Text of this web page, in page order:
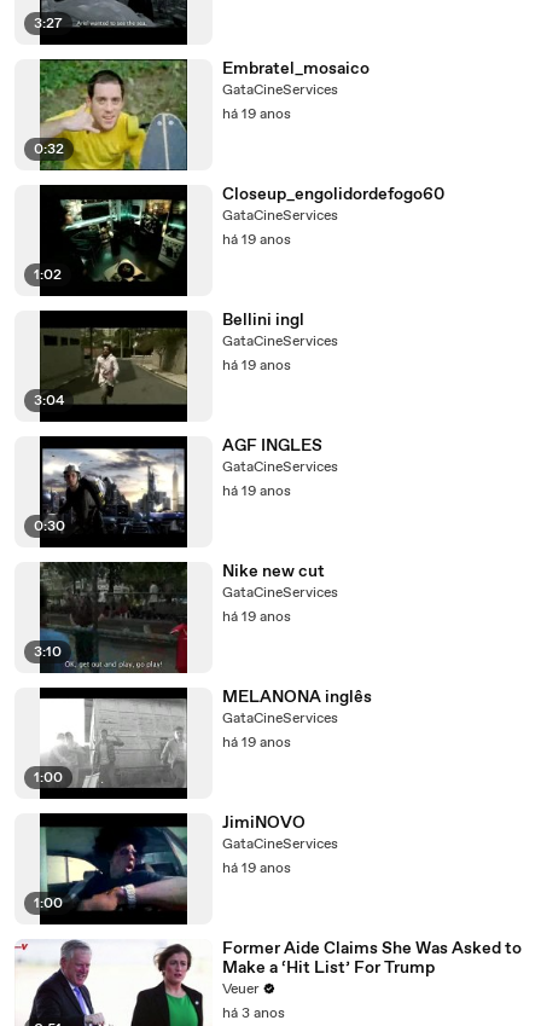
3:27
0:32
Embratel_mosaico
GataCineServices
há 19 anos
1:02
Closeup_engolidordefogo60
GataCineServices
há 19 anos
3:04
Bellini ingl
GataCineServices
há 19 anos
0:30
AGF INGLES
GataCineServices
há 19 anos
3:10
Nike new cut
GataCineServices
há 19 anos
1:00
MELANONA inglês
GataCineServices
há 19 anos
1:00
JimiNOVO
GataCineServices
há 19 anos
Former Aide Claims She Was Asked to
Make a ‘Hit List’ For Trump
Veuer
há 3 anos